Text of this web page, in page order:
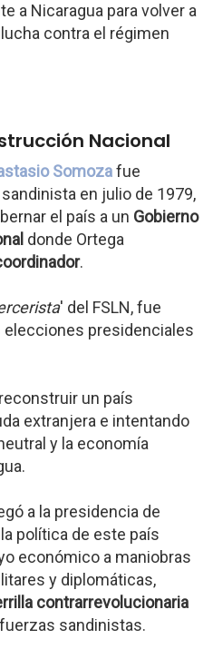
a Nicaragua para volver a
contra el régimen
Nacional
Somozafue
en julio de 1979,
el país a un Gobierno
donde Ortega
.
' del FSLN, fue
presidenciales
un país
extranjera e intentando
y la economía
a la presidencia de
política de este país
económico a maniobras
y diplomáticas,
contrarrevolucionaria
sandinistas.